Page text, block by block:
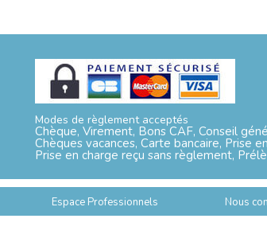
Modes de règlement acceptés
Chèque, Virement, Bons CAF, Conseil
Chèques vacances, Carte bancaire, Prise
Prise en charge reçu sans règlement,
Espace Professionnels
Nous